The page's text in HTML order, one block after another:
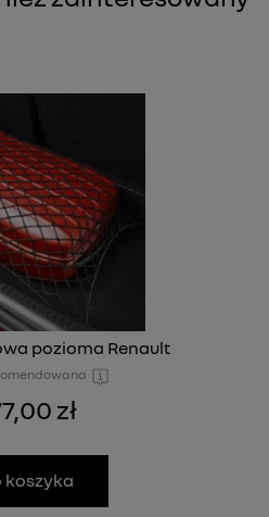
pozioma Renault
zł
koszyka